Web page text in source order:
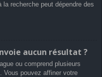
recherche peut dépendre des
aucun résultat ?
ou comprend plusieurs
Vous pouvez affiner votre